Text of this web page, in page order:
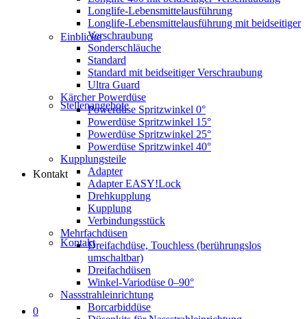
Einblicke
Stellenangebote
Kontakt
Kontakt
0
Longlife-Lebensmittelausführung
Longlife-Lebensmittelausführung mit beidseitiger
Verschraubung
Sonderschläuche
Standard
Standard mit beidseitiger Verschraubung
Ultra Guard
Kärcher Powerdüse
Powerdüse Spritzwinkel 0°
Powerdüse Spritzwinkel 15°
Powerdüse Spritzwinkel 25°
Powerdüse Spritzwinkel 40°
Kupplungsteile
Adapter
Adapter EASY!Lock
Drehkupplung
Kupplung
Verbindungsstück
Mehrfachdüsen
Dreifachdüse, Touchless (berührungslos
umschaltbar)
Dreifachdüsen
Winkel-Variodüse 0–90°
Nassstrahleinrichtung
Borcarbiddüse